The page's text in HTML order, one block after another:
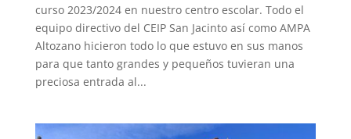
curso 2023/2024 en nuestro centro escolar. Todo el
equipo directivo del CEIP San Jacinto así como AMPA
Altozano hicieron todo lo que estuvo en sus manos
para que tanto grandes y pequeños tuvieran una
preciosa entrada al...